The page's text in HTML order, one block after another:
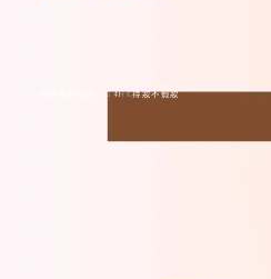
超防禦好氣色 |24HR持妝不假妝